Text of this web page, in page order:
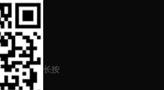
，但是在听了别人的错误建议后，
事情在现实生活中经常发生。
信号：scyxch
长按